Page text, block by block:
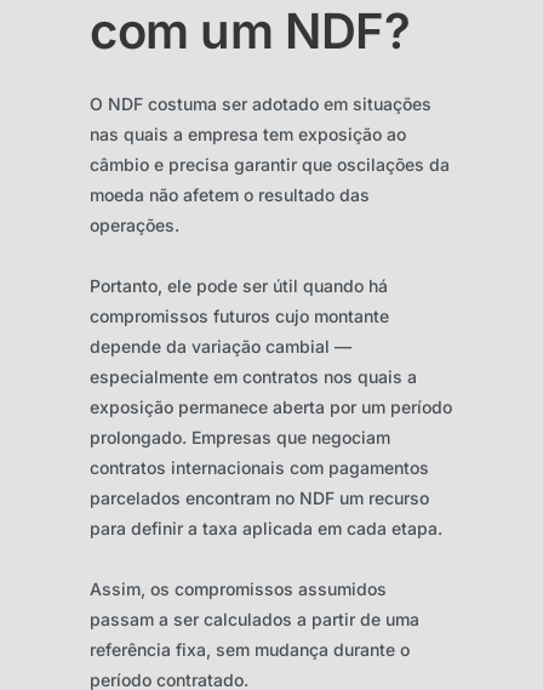
com um NDF?
O NDF costuma ser adotado em situações
nas quais a empresa tem exposição ao
câmbio e precisa garantir que oscilações da
moeda não afetem o resultado das
operações.
Portanto, ele pode ser útil quando há
compromissos futuros cujo montante
depende da variação cambial —
especialmente em contratos nos quais a
exposição permanece aberta por um período
prolongado. Empresas que negociam
contratos internacionais com pagamentos
parcelados encontram no NDF um recurso
para definir a taxa aplicada em cada etapa.
Assim, os compromissos assumidos
passam a ser calculados a partir de uma
referência fixa, sem mudança durante o
período contratado.